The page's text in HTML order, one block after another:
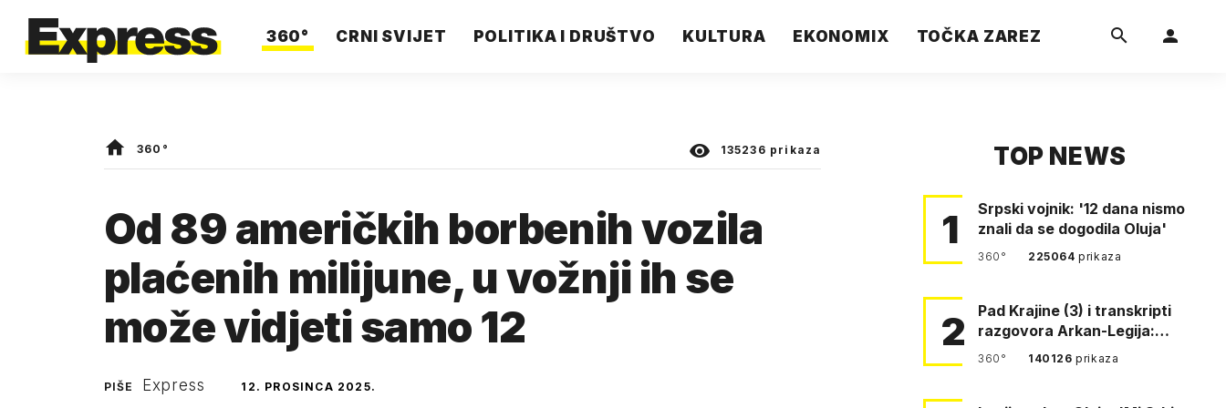
360° CRNI SVIJET POLITIKA I DRUŠTVO KULTURA EKONOMIX TOČKA ZAREZ
360° 135236 prikaza
Od 89 američkih borbenih vozila
plaćenih milijune, u vožnji ih se
može vidjeti samo 12
PIŠE Express 12. PROSINCA 2025.
TOP NEWS
1
Srpski vojnik: '12 dana nismo
znali da se dogodila Oluja'
360° 225064prikaza
2
Pad Krajine (3) i transkripti
razgovora Arkan-Legija:
'Čujem, prelazite ustašam…
360° 140126prikaza